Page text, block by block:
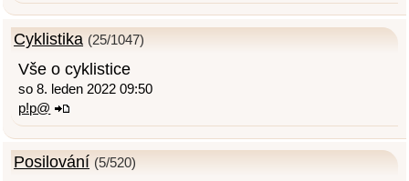
Cyklistika (25/1047)
Vše o cyklistice
so 8. leden 2022 09:50
p!p@
Posilování (5/520)